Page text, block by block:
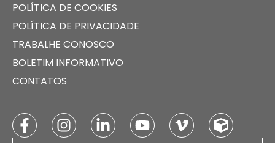
POLÍTICA DE COOKIES
POLÍTICA DE PRIVACIDADE
TRABALHE CONOSCO
BOLETIM INFORMATIVO
CONTATOS